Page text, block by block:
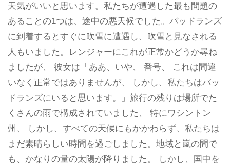
天気がいいと思います。私たちが遭遇した最も問題の
あることの1つは、途中の悪天候でした。バッドランズ
に到着するとすぐに吹雪に遭遇し、吹雪と見なされる
人もいました。レンジャーにこれが正常かどうか尋ね
ましたが、 彼女は「ああ、いや、 番号、 これは間違
いなく正常ではありませんが、 しかし、私たちはバッ
ドランズにいると思います。」旅行の残りは場所でた
くさんの雨で構成されていました、 特にワシントン
州、 しかし、すべての天候にもかかわらず、私たちは
まだ素晴らしい時間を過ごしました。地域と嵐の間で
も、かなりの量の太陽が降りました。 しかし、国中を